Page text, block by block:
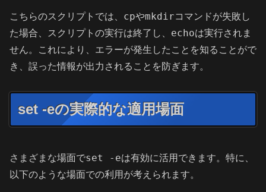
こちらのスクリプトでは、 cpやmkdirコマンドが失敗し
た場合、スクリプトの実行は終了し、 echoは実行されま
せん。これにより、エラーが発生したことを知ることがで
き、誤った情報が出力されることを防ぎます。
set -eの実際的な適用場面
さまざまな場面でset -eは有効に活用できます。特に、
以下のような場面での利用が考えられます。